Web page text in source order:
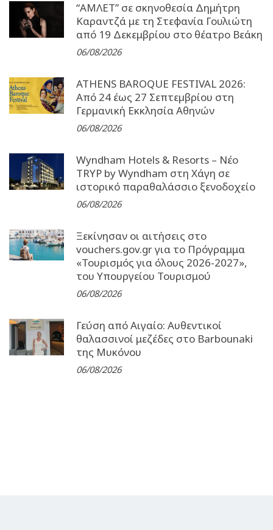
“ΑΜΛΕΤ” σε σκηνοθεσία Δημήτρη
Καραντζά με τη Στεφανία Γουλιώτη
από 19 Δεκεμβρίου στο θέατρο Βεάκη
06/08/2026
ATHENS BAROQUE FESTIVAL 2026:
Από 24 έως 27 Σεπτεµβρίου στη
Γερµανική Εκκλησία Αθηνών
06/08/2026
Wyndham Hotels & Resorts – Νέο
TRYP by Wyndham στη Χάγη σε
ιστορικό παραθαλάσσιο ξενοδοχείο
06/08/2026
Ξεκίνησαν οι αιτήσεις στο
vouchers.gov.gr για το Πρόγραμμα
«Τουρισμός για όλους 2026-2027»,
του Υπουργείου Τουρισμού
06/08/2026
Γεύση από Αιγαίο: Αυθεντικοί
θαλασσινοί μεζέδες στο Barbounaki
της Μυκόνου
06/08/2026